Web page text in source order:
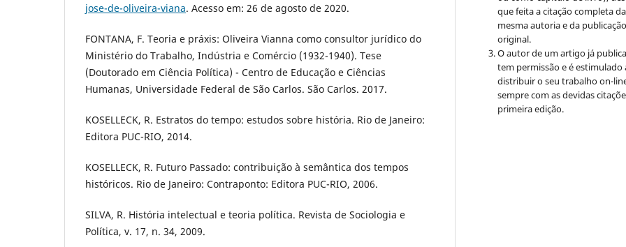
jose-de-oliveira-viana. Acesso em: 26 de agosto de 2020.
FONTANA, F. Teoria e práxis: Oliveira Vianna como consultor jurídico do
Ministério do Trabalho, Indústria e Comércio (1932-1940). Tese
(Doutorado em Ciência Política) - Centro de Educação e Ciências
Humanas, Universidade Federal de São Carlos. São Carlos. 2017.
KOSELLECK, R. Estratos do tempo: estudos sobre história. Rio de Janeiro:
Editora PUC-RIO, 2014.
KOSELLECK, R. Futuro Passado: contribuição à semântica dos tempos
históricos. Rio de Janeiro: Contraponto: Editora PUC-RIO, 2006.
SILVA, R. História intelectual e teoria política. Revista de Sociologia e
Política, v. 17, n. 34, 2009.
que feita a citação completa da
mesma autoria e da publicação
original.
O autor de um artigo já
tem permissão e é estimulado
distribuir o seu trabalho on-
sempre com as devidas
primeira edição.